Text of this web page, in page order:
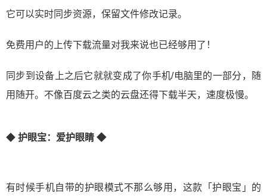
它可以实时同步资源，保留文件修改记录。
免费用户的上传下载流量对我来说也已经够用了！
同步到设备上之后它就就变成了你手机/电脑里的一部分，随
用随开。不像百度云之类的云盘还得下载半天，速度极慢。
◆ 护眼宝：爱护眼睛 ◆
有时候手机自带的护眼模式不那么够用，这款「护眼宝」的